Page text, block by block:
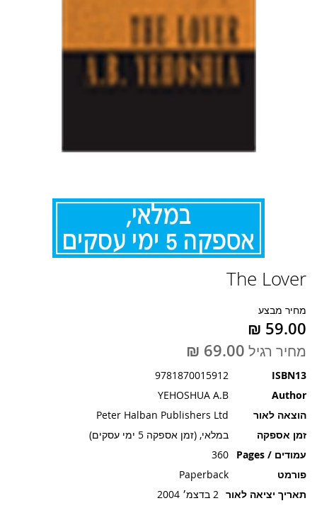
The Lover
מחיר מבצע
מחיר רגיל
ISBN13
9781870015912
Author
YEHOSHUA A.B
הוצאה לאור
Peter Halban Publishers Ltd
זמן אספקה
במלאי, (זמן אספקה 5 ימי עסקים)
עמודים / Pages
360
פורמט
Paperback
תאריך יציאה לאור 2 בדצמ׳ 2004
להתחלה
גלריית
תמונות